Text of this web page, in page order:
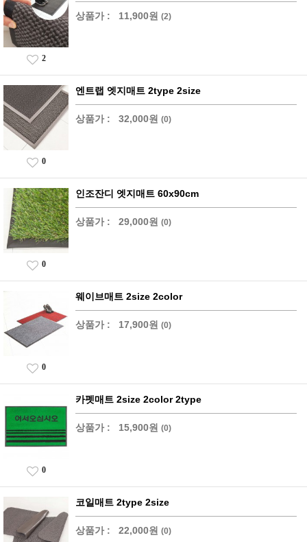
상품가 : 11,900원 (2)
2
엔트랩 엣지매트 2type 2size
상품가 : 32,000원 (0)
0
인조잔디 엣지매트 60x90cm
상품가 : 29,000원 (0)
0
웨이브매트 2size 2color
상품가 : 17,900원 (0)
0
카펫매트 2size 2color 2type
상품가 : 15,900원 (0)
0
코일매트 2type 2size
상품가 : 22,000원 (0)